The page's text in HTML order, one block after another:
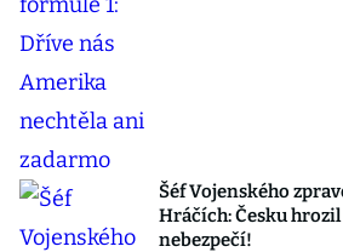
Šéf Vojenského
Hráčích: Česku
nebezpečí!